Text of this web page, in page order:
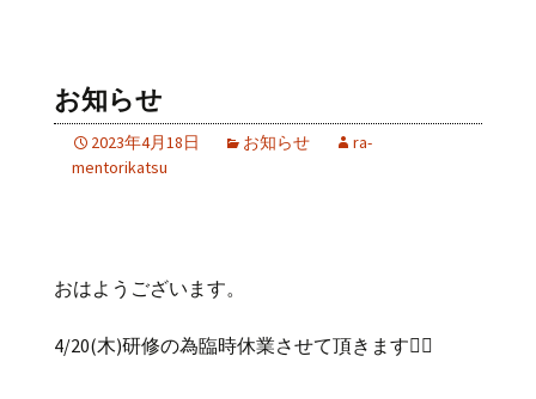
お知らせ
2023年4月18日 お知らせ
ra-
mentorikatsu
おはようございます。
4/20(木)研修の為臨時休業させて頂きます🙇‍♂️